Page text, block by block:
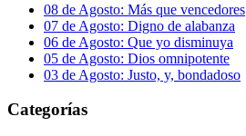
08 de Agosto: Más que vencedores
07 de Agosto: Digno de alabanza
06 de Agosto: Que yo disminuya
05 de Agosto: Dios omnipotente
03 de Agosto: Justo, y, bondadoso
Categorías